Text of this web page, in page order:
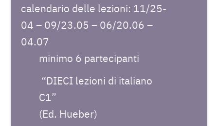
calendario delle lezioni: 11/25-
04 – 09/23.05 – 06/20.06 –
04.07
minimo 6 partecipanti
“DIECI lezioni di italiano
C1”
(Ed. Hueber)